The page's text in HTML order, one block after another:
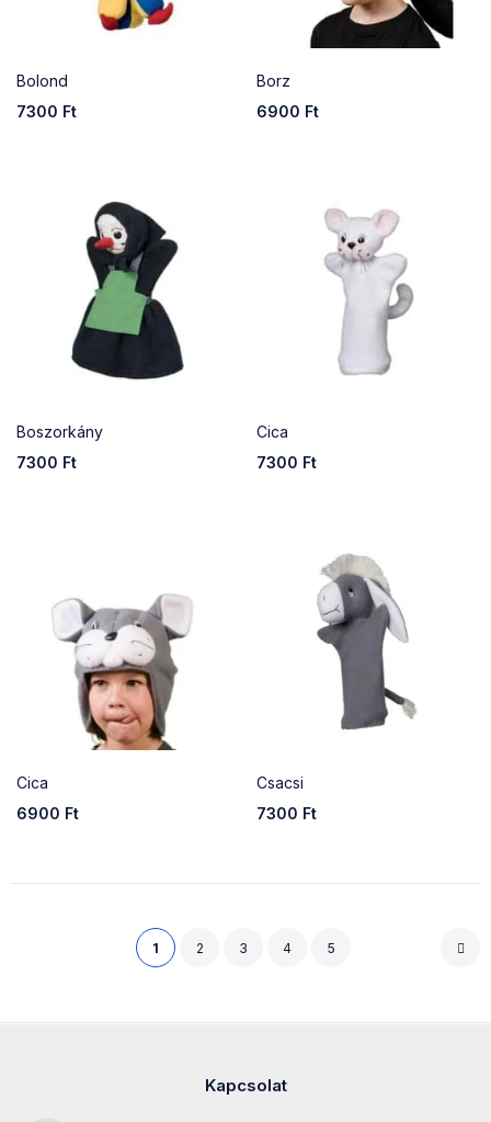
Bolond
7300 Ft
Borz
6900 Ft
Boszorkány
7300 Ft
Cica
7300 Ft
Cica
6900 Ft
Csacsi
7300 Ft
1 2 3 4 5
Kapcsolat